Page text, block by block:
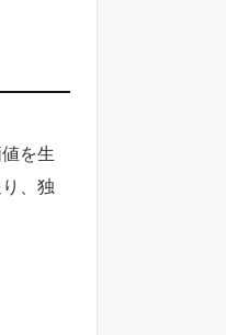
を生
、独